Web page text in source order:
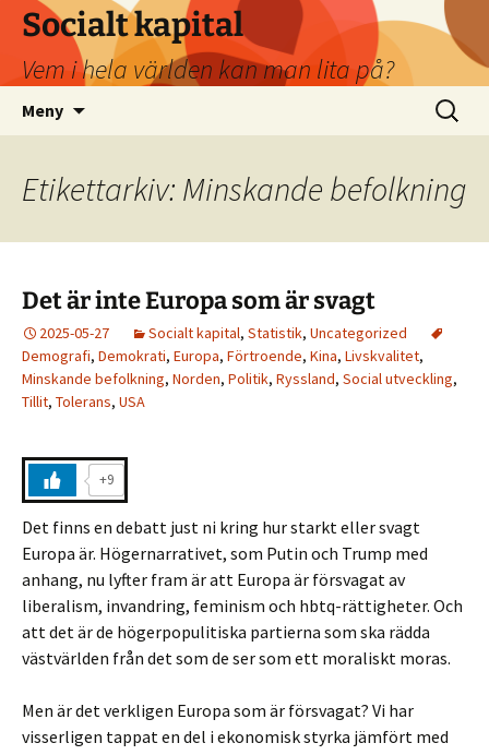
Socialt kapital
Vem i hela världen kan man lita på?
Meny
Sök
efter:
Etikettarkiv: Minskande befolkning
Det är inte Europa som är svagt
2025-05-27 Socialt kapital, Statistik, Uncategorized
Demografi, Demokrati, Europa, Förtroende, Kina, Livskvalitet,
Minskande befolkning, Norden, Politik, Ryssland, Social utveckling,
Tillit, Tolerans, USA
+9
Det finns en debatt just ni kring hur starkt eller svagt
Europa är. Högernarrativet, som Putin och Trump med
anhang, nu lyfter fram är att Europa är försvagat av
liberalism, invandring, feminism och hbtq-rättigheter. Och
att det är de högerpopulitiska partierna som ska rädda
västvärlden från det som de ser som ett moraliskt moras.
Men är det verkligen Europa som är försvagat? Vi har
visserligen tappat en del i ekonomisk styrka jämfört med